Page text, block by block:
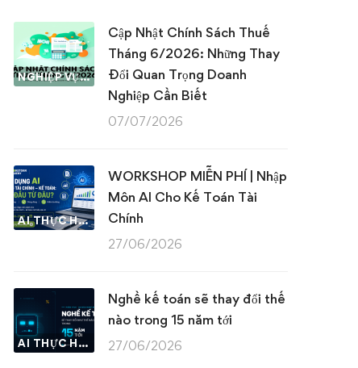
NGHIỆP VỤ KẾ TOÁN & THUẾ
Cập Nhật Chính Sách Thuế
Tháng 6/2026: Những Thay
Đổi Quan Trọng Doanh
Nghiệp Cần Biết
07/07/2026
AI THỰC HÀNH
WORKSHOP MIỄN PHÍ | Nhập
Môn AI Cho Kế Toán Tài
Chính
27/06/2026
AI THỰC HÀNH
Nghề kế toán sẽ thay đổi thế
nào trong 15 năm tới
27/06/2026